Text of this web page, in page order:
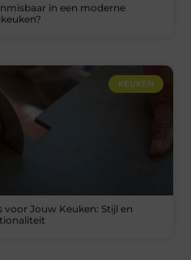
in een moderne
KEUKEN
voor Jouw Keuken: Stijl en